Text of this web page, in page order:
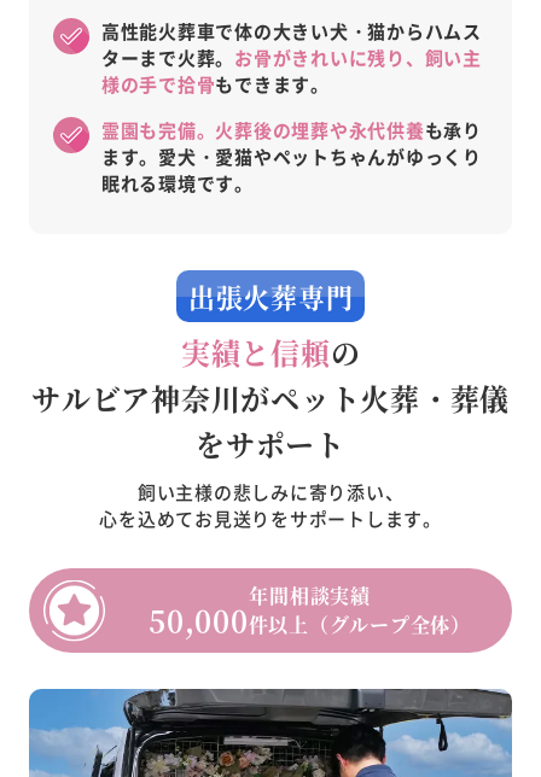
高性能火葬車で体の大きい犬・猫からハムス
ターまで火葬。 お骨がきれいに残り、飼い主
様の手で拾骨もできます。
霊園も完備。火葬後の埋葬や永代供養も承り
ます。愛犬・愛猫やペットちゃんがゆっくり
眠れる環境です。
出張火葬専門
実績と信頼の
サルビア神奈川がペット火葬・葬儀
をサポート
飼い主様の悲しみに寄り添い、
心を込めてお見送りをサポートします。
年間相談実績
50,000件以上（グループ全体）